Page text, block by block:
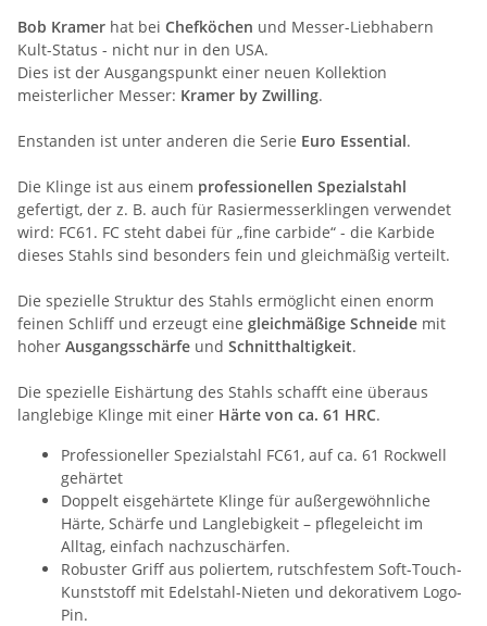
Bob Kramer hat bei Chefköchen und Messer-Liebhabern
Kult-Status - nicht nur in den USA.
Dies ist der Ausgangspunkt einer neuen Kollektion
meisterlicher Messer: Kramer by Zwilling.
Enstanden ist unter anderen die Serie Euro Essential.
Die Klinge ist aus einem professionellen Spezialstahl
gefertigt, der z. B. auch für Rasiermesserklingen verwendet
wird: FC61. FC steht dabei für „fine carbide“ - die Karbide
dieses Stahls sind besonders fein und gleichmäßig verteilt.
Die spezielle Struktur des Stahls ermöglicht einen enorm
feinen Schliff und erzeugt eine gleichmäßige Schneide mit
hoher Ausgangsschärfe und Schnitthaltigkeit.
Die spezielle Eishärtung des Stahls schafft eine überaus
langlebige Klinge mit einer Härte von ca. 61 HRC.
Professioneller Spezialstahl FC61, auf ca. 61 Rockwell
gehärtet
Doppelt eisgehärtete Klinge für außergewöhnliche
Härte, Schärfe und Langlebigkeit – pflegeleicht im
Alltag, einfach nachzuschärfen.
Robuster Griff aus poliertem, rutschfestem Soft-Touch-
Kunststoff mit Edelstahl-Nieten und dekorativem Logo-
Pin.